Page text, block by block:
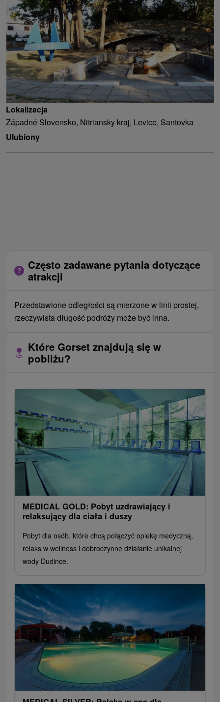
Lokalizacja
Západné Slovensko, Nitriansky kraj, Levice, Santovka
Ulubiony
Często zadawane pytania dotyczące
atrakcji
Przedstawione odległości są mierzone w linii prostej,
rzeczywista długość podróży może być inna.
Które Gorset znajdują się w
pobliżu?
MEDICAL GOLD: Pobyt uzdrawiający i
relaksujący dla ciała i duszy
Pobyt dla osób, które chcą połączyć opiekę medyczną,
relaks w wellness i dobroczynne działanie unikalnej
wody Dudince.